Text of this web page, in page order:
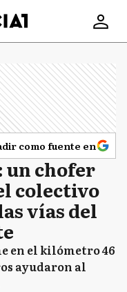
como fuente en
un chofer
colectivo
vías del
en el kilómetro 46
ayudaron al